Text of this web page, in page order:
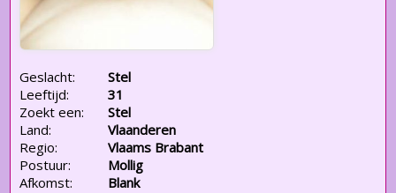
Geslacht:
Stel
Leeftijd:
31
Zoekt een:
Stel
Land:
Vlaanderen
Regio:
Vlaams Brabant
Postuur:
Mollig
Afkomst:
Blank